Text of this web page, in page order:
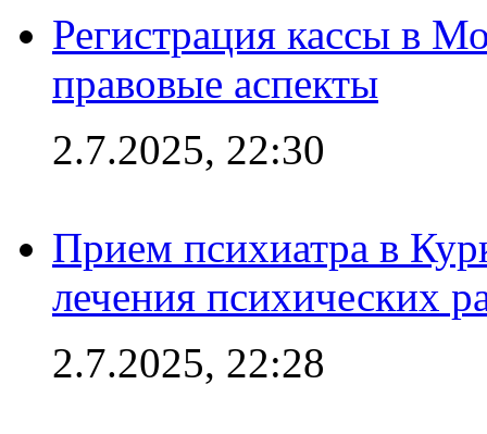
Регистрация кассы в
правовые аспекты
2.7.2025, 22:30
Прием психиатра в
лечения психических
2.7.2025, 22:28